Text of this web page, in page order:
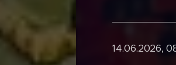
14.06.2026,